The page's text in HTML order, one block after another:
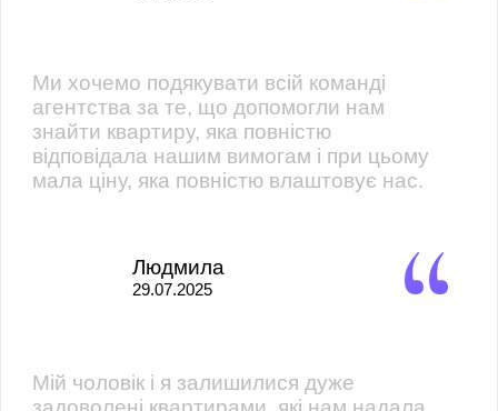
Ми хочемо подякувати всій команді
агентства за те, що допомогли нам
знайти квартиру, яка повністю
відповідала нашим вимогам і при цьому
мала ціну, яка повністю влаштовує нас.
Людмила
29.07.2025
Мій чоловік і я залишилися дуже